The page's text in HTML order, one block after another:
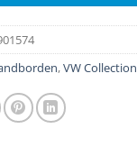
,VW Collection